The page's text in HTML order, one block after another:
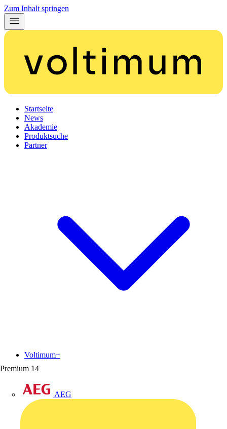
Zum Inhalt springen
Startseite
News
Akademie
Produktsuche
Partner
Premium 14
AEG
Voltimum+